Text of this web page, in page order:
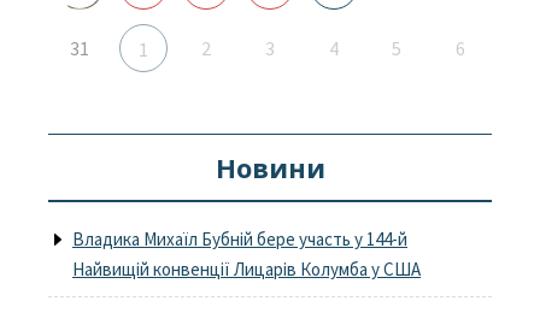
31 1 2 3 4 5 6
Новини
Владика Михаїл Бубній бере участь у 144-й
Найвищій конвенції Лицарів Колумба у США